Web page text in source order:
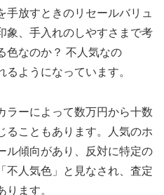
手放すときのリセールバリュ
象、手入れのしやすさまで考
色なのか？ 不人気なの
ようになっています。
ラーによって数万円から十数
ることもあります。人気のホ
ル傾向があり、反対に特定の
不人気色」と見なされ、査定
ます。